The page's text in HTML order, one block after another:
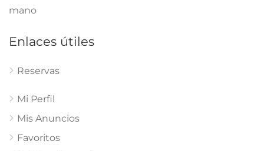
mano
Enlaces útiles
Reservas
Mi Perfil
Mis Anuncios
Favoritos